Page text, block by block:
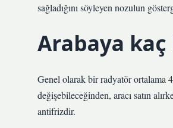
sağladığını söyleyen nozulun
Arabaya
Genel olarak bir radyatör ortalama
değişebileceğinden, aracı satın
antifrizdir.